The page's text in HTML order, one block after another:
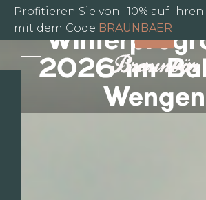
Profitieren Sie von -10% auf
mit dem Code BRAUNBAER
Das
2026 im
Wengen